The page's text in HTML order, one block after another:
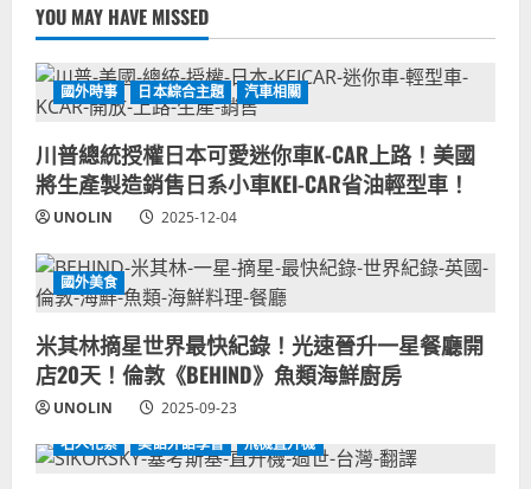
YOU MAY HAVE MISSED
國外時事 日本綜合主題 汽車相關
川普總統授權日本可愛迷你車K-CAR上路！美國
將生產製造銷售日系小車KEI-CAR省油輕型車！
UNOLIN 2025-12-04
國外美食
米其林摘星世界最快紀錄！光速晉升一星餐廳開
店20天！倫敦《BEHIND》魚類海鮮廚房
UNOLIN
2025-09-23
名人花絮
美語外語學習 飛機直升機